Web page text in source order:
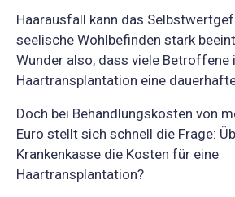
Haarausfall kann das
seelische Wohlbefinden stark
Wunder also, dass viele Betroffene
Haartransplantation eine
Doch bei Behandlungskosten von
Euro stellt sich schnell die Frage:
Krankenkasse die Kosten für eine
Haartransplantation?